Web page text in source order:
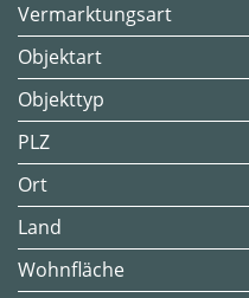
Vermarktungsart
Objektart
Objekttyp
PLZ
Ort
Land
Wohnfläche